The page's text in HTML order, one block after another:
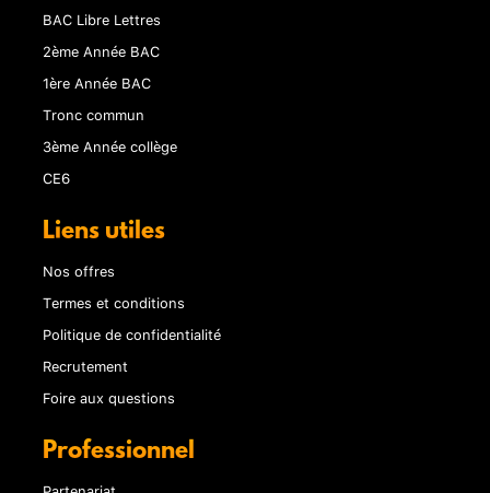
BAC Libre Lettres
2ème Année BAC
1ère Année BAC
Tronc commun
3ème Année collège
CE6
Liens utiles
Nos offres
Termes et conditions
Politique de confidentialité
Recrutement
Foire aux questions
Professionnel